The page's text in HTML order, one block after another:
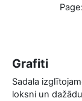
Grafiti
Sadala
loksni un